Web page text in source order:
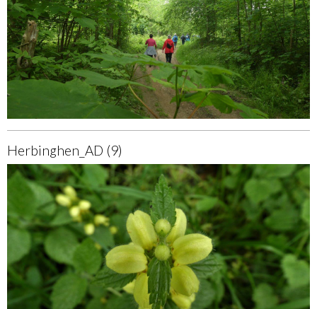
Herbinghen_AD (9)